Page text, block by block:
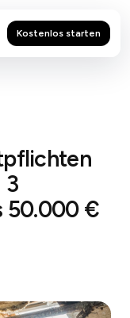
Kostenlos starten
3
50.000 €